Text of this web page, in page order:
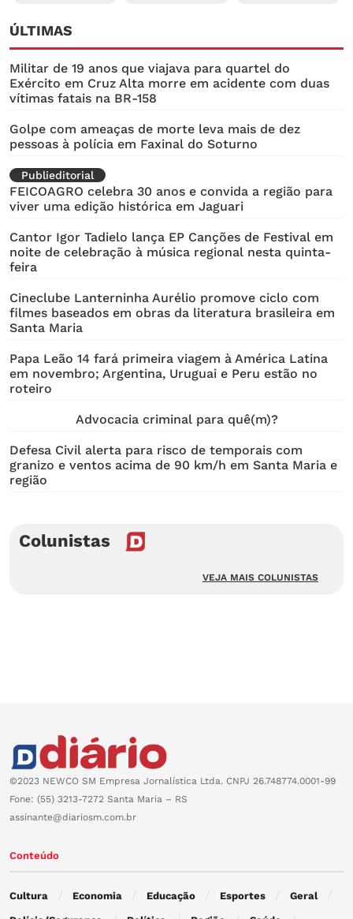
ÚLTIMAS
Militar de 19 anos que viajava para quartel do
Exército em Cruz Alta morre em acidente com duas
vítimas fatais na BR-158
Golpe com ameaças de morte leva mais de dez
pessoas à polícia em Faxinal do Soturno
Publieditorial
FEICOAGRO celebra 30 anos e convida a região para
viver uma edição histórica em Jaguari
Cantor Igor Tadielo lança EP Canções de Festival em
noite de celebração à música regional nesta quinta-
feira
Cineclube Lanterninha Aurélio promove ciclo com
filmes baseados em obras da literatura brasileira em
Santa Maria
Papa Leão 14 fará primeira viagem à América Latina
em novembro; Argentina, Uruguai e Peru estão no
roteiro
Advocacia criminal para quê(m)?
Defesa Civil alerta para risco de temporais com
granizo e ventos acima de 90 km/h em Santa Maria e
região
Colunistas
VEJA MAIS COLUNISTAS
©2023 NEWCO SM Empresa Jornalística Ltda. CNPJ 26.748774.0001-99
Fone: (55) 3213-7272 Santa Maria – RS
assinante@diariosm.com.br
Conteúdo
Cultura Economia Educação Esportes Geral